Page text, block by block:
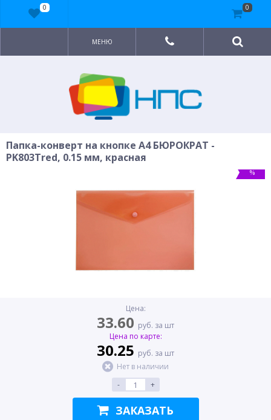
МЕНЮ
Папка-конверт на кнопке A4 БЮРОКРАТ -
PK803Tred, 0.15 мм, красная
%
Цена:
33.60 руб. за шт
Цена по карте:
30.25 руб. за шт
Нет в наличии
-
+
ЗАКАЗАТЬ
0 0